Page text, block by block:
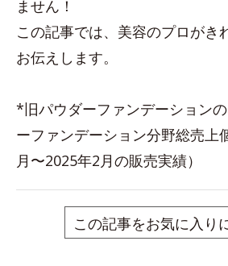
ません！
この記事では、美容のプロがき
お伝えします。
*旧パウダーファンデーション
ーファンデーション分野総売上
月〜2025年2月の販売実績）
この記事をお気に入り